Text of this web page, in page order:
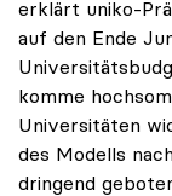
erklärt uniko-
auf den Ende
komme
Universitäten
des Modells
dringend